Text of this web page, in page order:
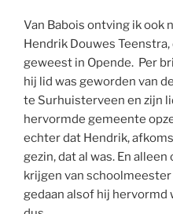
Van Babois ontving ik ook
Hendrik Douwes
geweest in Opende. Per
hij lid was geworden van
te Surhuisterveen en zijn
hervormde gemeente
echter dat Hendrik,
gezin, dat al was. En
krijgen van
gedaan alsof hij hervormd